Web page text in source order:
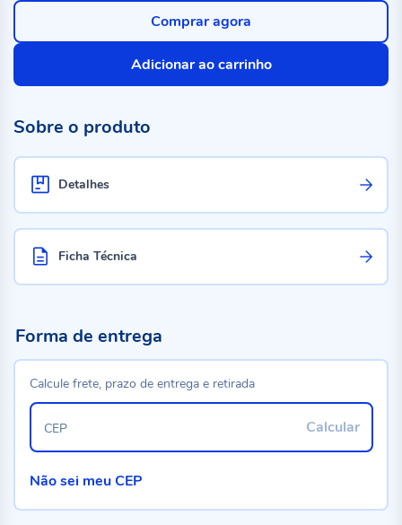
Adicionar ao carrinho
Comprar agora
Sobre o produto
Detalhes
Ficha Técnica
Forma de entrega
Calcule frete, prazo de entrega e retirada
Calcular
CEP
Não sei meu CEP